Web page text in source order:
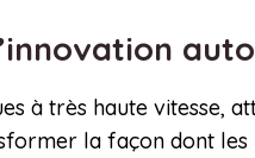
à très haute vitesse,
la façon dont